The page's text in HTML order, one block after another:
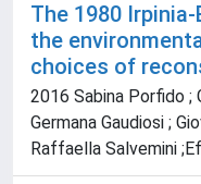
The 1980
the
choices of
2016 Sabina Porfido ;
Germana Gaudiosi ;
Raffaella Salvemini